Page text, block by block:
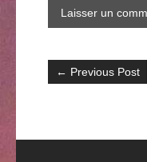
← Previous Post